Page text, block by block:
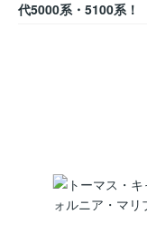
代5000系・5100系！